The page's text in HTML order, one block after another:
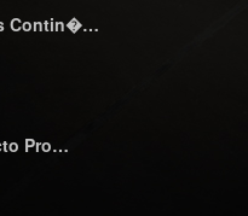
Contin�…
Pro…